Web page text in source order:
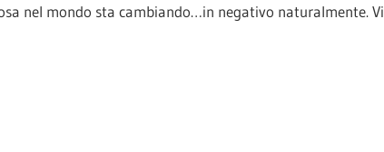
nel mondo sta cambiando…in negativo naturalmente. Vi